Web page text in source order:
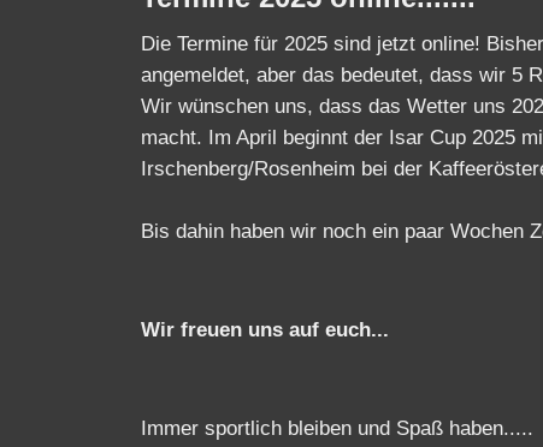
Wir wünschen uns, dass das Wetter uns
macht. Im April beginnt der Isar Cup 2025
Irschenberg/Rosenheim bei der
Bis dahin haben wir noch ein paar Wochen
Wir freuen uns auf euch...
Immer sportlich bleiben und Spaß haben.....
Euer Isar Cup Team